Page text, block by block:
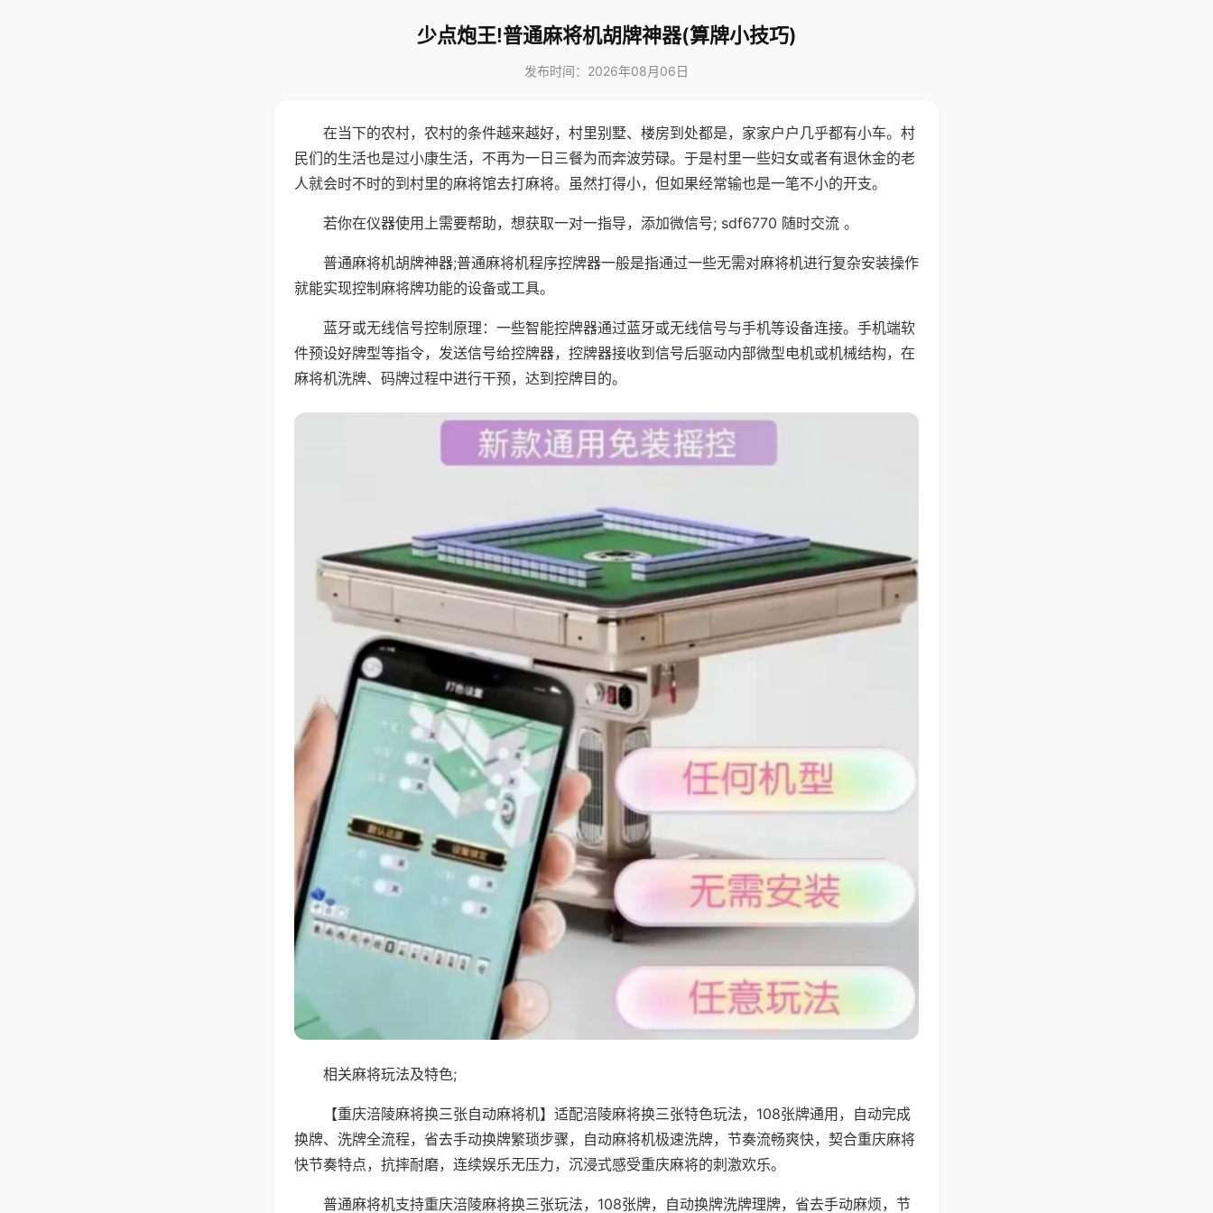
少点炮王!普通麻将机胡牌神器(算牌小技巧)
发布时间：2026年08月06日
在当下的农村，农村的条件越来越好，村里别墅、楼房到处都是，家家户户几乎都有小车。村
民们的生活也是过小康生活，不再为一日三餐为而奔波劳碌。于是村里一些妇女或者有退休金的老
人就会时不时的到村里的麻将馆去打麻将。虽然打得小，但如果经常输也是一笔不小的开支。
若你在仪器使用上需要帮助，想获取一对一指导，添加微信号; sdf6770 随时交流 。
普通麻将机胡牌神器;普通麻将机程序控牌器一般是指通过一些无需对麻将机进行复杂安装操作
就能实现控制麻将牌功能的设备或工具。
蓝牙或无线信号控制原理：一些智能控牌器通过蓝牙或无线信号与手机等设备连接。手机端软
件预设好牌型等指令，发送信号给控牌器，控牌器接收到信号后驱动内部微型电机或机械结构，在
麻将机洗牌、码牌过程中进行干预，达到控牌目的。
相关麻将玩法及特色;
【重庆涪陵麻将换三张自动麻将机】适配涪陵麻将换三张特色玩法，108张牌通用，自动完成
换牌、洗牌全流程，省去手动换牌繁琐步骤，自动麻将机极速洗牌，节奏流畅爽快，契合重庆麻将
快节奏特点，抗摔耐磨，连续娱乐无压力，沉浸式感受重庆麻将的刺激欢乐。
普通麻将机支持重庆涪陵麻将换三张玩法，108张牌，自动换牌洗牌理牌，省去手动麻烦，节